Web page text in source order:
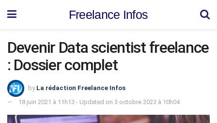
Freelance Infos
Devenir Data scientist freelance
: Dossier complet
by La rédaction Freelance Infos
18 juin 2021 à 11h13 - Updated on 3 octobre 2023 à 10h04